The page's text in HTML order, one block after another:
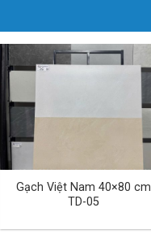
Gạch Việt Nam 40×80 cm
TD-05